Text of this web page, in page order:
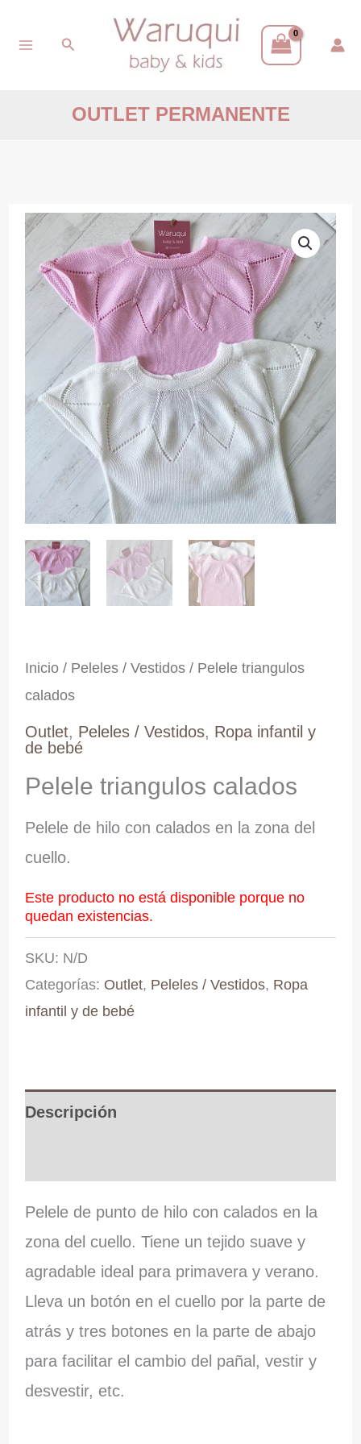
Buscar
OUTLET PERMANENTE
Inicio/ Peleles / Vestidos/ Pelele triangulos
calados
Outlet, Peleles / Vestidos, Ropa infantil y
de bebé
Pelele triangulos calados
Pelele de hilo con calados en la zona del
cuello.
Este producto no está disponible porque no
quedan existencias.
SKU: N/D
Categorías: Outlet, Peleles / Vestidos, Ropa
infantil y de bebé
Descripción
Pelele de punto de hilo con calados en la
zona del cuello. Tiene un tejido suave y
agradable ideal para primavera y verano.
Lleva un botón en el cuello por la parte de
atrás y tres botones en la parte de abajo
para facilitar el cambio del pañal, vestir y
desvestir, etc.